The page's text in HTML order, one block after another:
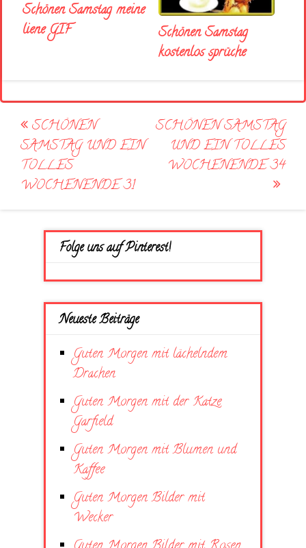
Schönen Samstag meine
liene GIF
Schönen Samstag
kostenlos sprüche
Post
navigation
SCHÖNEN
SAMSTAG UND EIN
TOLLES
WOCHENENDE 31
SCHÖNEN SAMSTAG
UND EIN TOLLES
WOCHENENDE 34
Folge uns auf Pinterest!
Neueste Beiträge
Guten Morgen mit lächelndem
Drachen
Guten Morgen mit der Katze
Garfield
Guten Morgen mit Blumen und
Kaffee
Guten Morgen Bilder mit
Wecker